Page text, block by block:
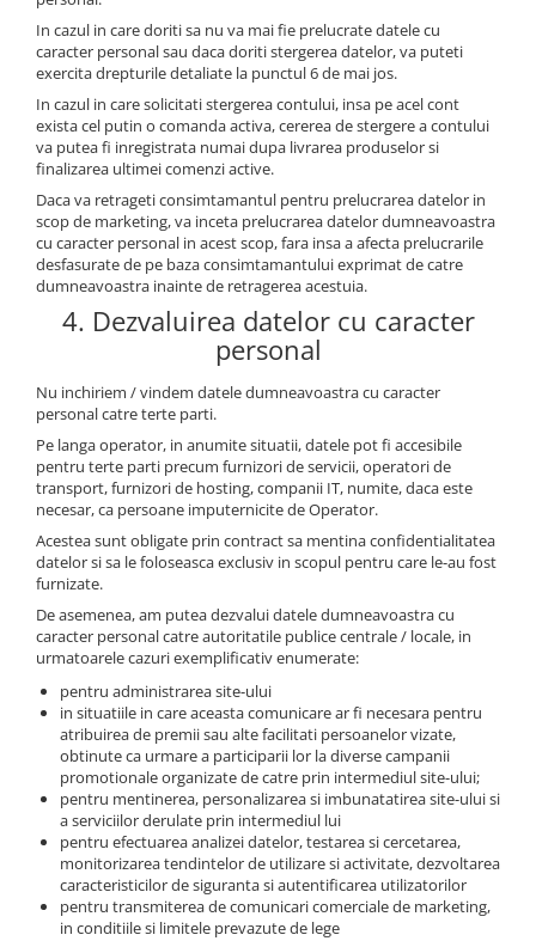
In cazul in care doriti sa nu va mai fie prelucrate datele cu
caracter personal sau daca doriti stergerea datelor, va puteti
exercita drepturile detaliate la punctul 6 de mai jos.
In cazul in care solicitati stergerea contului, insa pe acel cont
exista cel putin o comanda activa, cererea de stergere a contului
va putea fi inregistrata numai dupa livrarea produselor si
finalizarea ultimei comenzi active.
Daca va retrageti consimtamantul pentru prelucrarea datelor in
scop de marketing, va inceta prelucrarea datelor dumneavoastra
cu caracter personal in acest scop, fara insa a afecta prelucrarile
desfasurate de pe baza consimtamantului exprimat de catre
dumneavoastra inainte de retragerea acestuia.
4. Dezvaluirea datelor cu caracter
personal
Nu inchiriem / vindem datele dumneavoastra cu caracter
personal catre terte parti.
Pe langa operator, in anumite situatii, datele pot fi accesibile
pentru terte parti precum furnizori de servicii, operatori de
transport, furnizori de hosting, companii IT, numite, daca este
necesar, ca persoane imputernicite de Operator.
Acestea sunt obligate prin contract sa mentina confidentialitatea
datelor si sa le foloseasca exclusiv in scopul pentru care le-au fost
furnizate.
De asemenea, am putea dezvalui datele dumneavoastra cu
caracter personal catre autoritatile publice centrale / locale, in
urmatoarele cazuri exemplificativ enumerate:
pentru administrarea site-ului
in situatiile in care aceasta comunicare ar fi necesara pentru
atribuirea de premii sau alte facilitati persoanelor vizate,
obtinute ca urmare a participarii lor la diverse campanii
promotionale organizate de catre prin intermediul site-ului;
pentru mentinerea, personalizarea si imbunatatirea site-ului si
a serviciilor derulate prin intermediul lui
pentru efectuarea analizei datelor, testarea si cercetarea,
monitorizarea tendintelor de utilizare si activitate, dezvoltarea
caracteristicilor de siguranta si autentificarea utilizatorilor
pentru transmiterea de comunicari comerciale de marketing,
in conditiile si limitele prevazute de lege